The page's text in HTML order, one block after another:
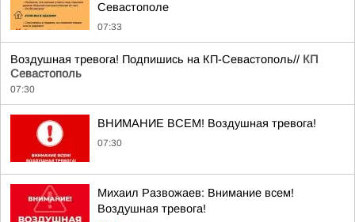
Севастополе
07:33
Воздушная тревога! Подпишись на КП-Севастополь// КП
Севастополь
07:30
ВНИМАНИЕ ВСЕМ! Воздушная тревога!
07:30
Михаил Развожаев: Внимание всем!
Воздушная тревога!